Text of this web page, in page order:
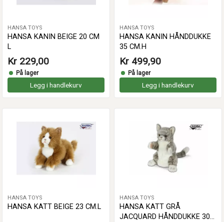
HANSA TOYS
HANSA KANIN BEIGE 20 CM
L
Kr 229,00
På lager
Legg i handlekurv
HANSA TOYS
HANSA KANIN HÅNDDUKKE
35 CM.H
Kr 499,90
På lager
Legg i handlekurv
HANSA TOYS
HANSA KATT BEIGE 23 CM.L
HANSA TOYS
HANSA KATT GRÅ
JACQUARD HÅNDDUKKE 30